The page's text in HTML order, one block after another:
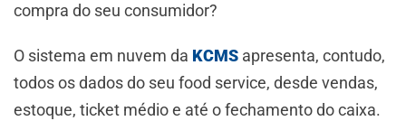
compra do seu consumidor?
O sistema em nuvem da KCMS apresenta, contudo,
todos os dados do seu food service, desde vendas,
estoque, ticket médio e até o fechamento do caixa.